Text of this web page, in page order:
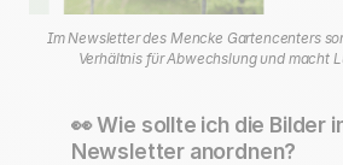
Im Newsletter des Mencke Gartencenters
Verhältnis für Abwechslung und macht
👀 Wie sollte ich die Bilder
Newsletter anordnen?